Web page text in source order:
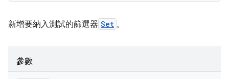
新增要納入測試的篩選器 Set 。
參數